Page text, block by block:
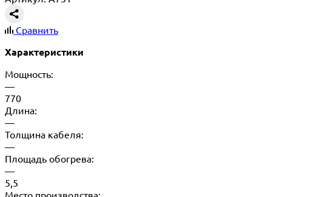
Сравнить
Характеристики
Мощность:
—
770
Длина:
—
Толщина кабеля:
—
Площадь обогрева:
—
5,5